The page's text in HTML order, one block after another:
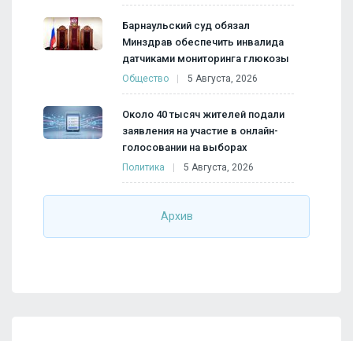
Барнаульский суд обязал
Минздрав обеспечить инвалида
датчиками мониторинга глюкозы
Общество 5 Августа, 2026
Около 40 тысяч жителей подали
заявления на участие в онлайн-
голосовании на выборах
Политика 5 Августа, 2026
Архив